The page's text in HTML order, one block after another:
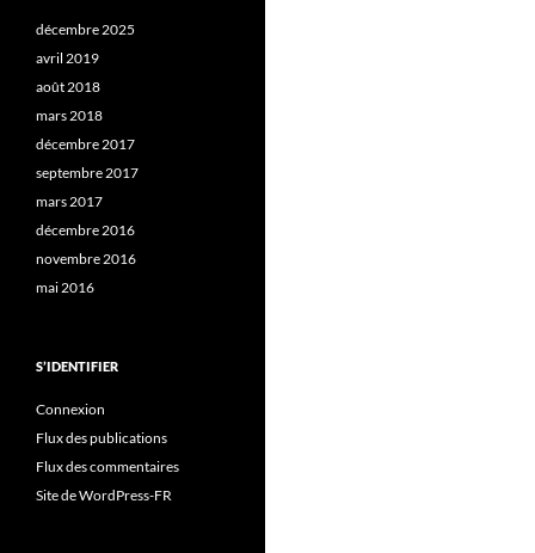
décembre 2025
avril 2019
août 2018
mars 2018
décembre 2017
septembre 2017
mars 2017
décembre 2016
novembre 2016
mai 2016
S’IDENTIFIER
Connexion
Flux des publications
Flux des commentaires
Site de WordPress-FR